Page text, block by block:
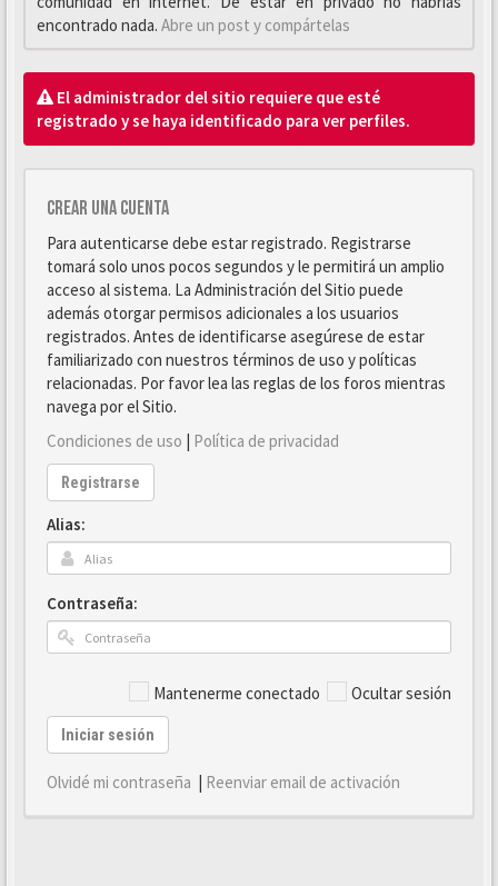
encontrado nada. Abre un post y compártelas
El administrador del sitio requiere que esté
registrado y se haya identificado para ver perfiles.
Crear una cuenta
Para autenticarse debe estar registrado. Registrarse
tomará solo unos pocos segundos y le permitirá un amplio
acceso al sistema. La Administración del Sitio puede
además otorgar permisos adicionales a los usuarios
registrados. Antes de identificarse asegúrese de estar
familiarizado con nuestros términos de uso y políticas
relacionadas. Por favor lea las reglas de los foros mientras
navega por el Sitio.
Condiciones de uso | Política de privacidad
Registrarse
Alias:
Contraseña:
Mantenerme conectado Ocultar sesión
Iniciar sesión
Olvidé mi contraseña | Reenviar email de activación